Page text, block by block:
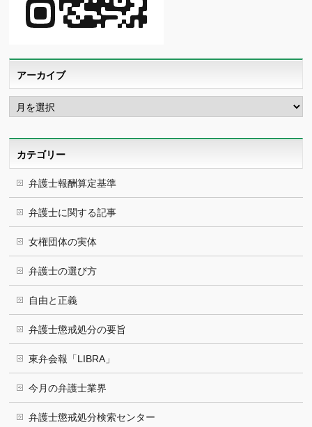
アーカイブ
ア
ー
カ
カテゴリー
弁護士報酬算定基準
弁護士に関する記事
女権団体の実体
弁護士の選び方
自由と正義
弁護士懲戒処分の要旨
東弁会報「LIBRA」
今月の弁護士業界
弁護士懲戒処分検索センター